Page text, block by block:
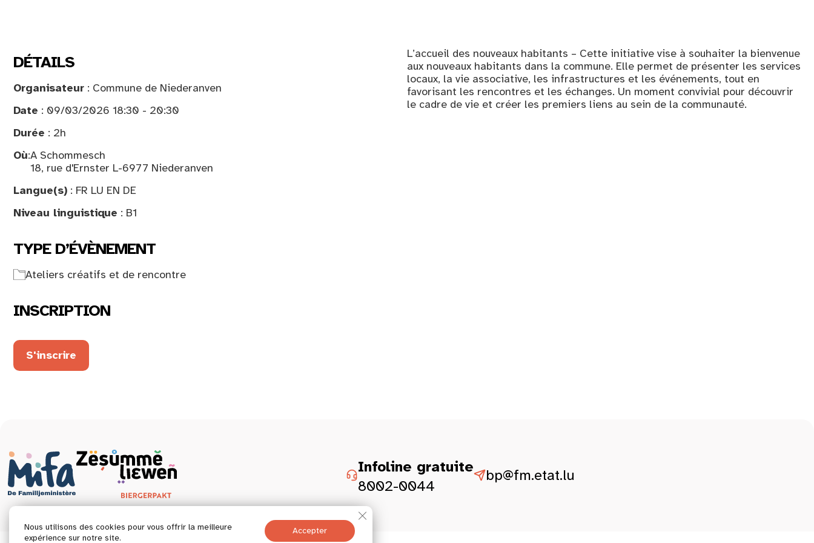
DÉTAILS
Organisateur : Commune de Niederanven
Date : 09/03/2026 18:30 - 20:30
Durée : 2h
Où:A Schommesch
18, rue d'Ernster L-6977 Niederanven
Langue(s) : FR LU EN DE
Niveau linguistique : B1
TYPE D’ÉVÈNEMENT
Ateliers créatifs et de rencontre
INSCRIPTION
S'inscrire
L’accueil des nouveaux habitants – Cette initiative vise à souhaiter la bienvenue
aux nouveaux habitants dans la commune. Elle permet de présenter les services
locaux, la vie associative, les infrastructures et les événements, tout en
favorisant les rencontres et les échanges. Un moment convivial pour découvrir
le cadre de vie et créer les premiers liens au sein de la communauté.
Infoline gratuite
8002-0044
bp@fm.etat.lu
Nous utilisons des cookies pour vous offrir la meilleure
expérience sur notre site.
Accepter
Fermer la bannière des cookies GDPR